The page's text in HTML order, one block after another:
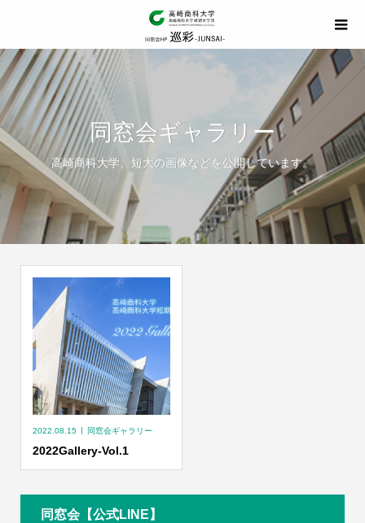
同窓会ギャラリー
高崎商科大学、短大の画像などを公開しています。
2022.08.15 同窓会ギャラリー
2022Gallery-Vol.1
同窓会【公式LINE】